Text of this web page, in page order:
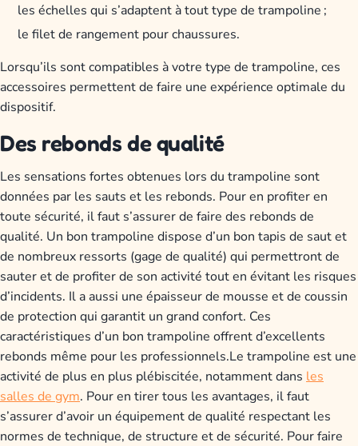
les échelles qui s’adaptent à tout type de trampoline ;
le filet de rangement pour chaussures.
Lorsqu’ils sont compatibles à votre type de trampoline, ces
accessoires permettent de faire une expérience optimale du
dispositif.
Des rebonds de qualité
Les sensations fortes obtenues lors du trampoline sont
données par les sauts et les rebonds. Pour en profiter en
toute sécurité, il faut s’assurer de faire des rebonds de
qualité. Un bon trampoline dispose d’un bon tapis de saut et
de nombreux ressorts (gage de qualité) qui permettront de
sauter et de profiter de son activité tout en évitant les risques
d’incidents. Il a aussi une épaisseur de mousse et de coussin
de protection qui garantit un grand confort. Ces
caractéristiques d’un bon trampoline offrent d’excellents
rebonds même pour les professionnels.Le trampoline est une
activité de plus en plus plébiscitée, notamment dans les
salles de gym. Pour en tirer tous les avantages, il faut
s’assurer d’avoir un équipement de qualité respectant les
normes de technique, de structure et de sécurité. Pour faire